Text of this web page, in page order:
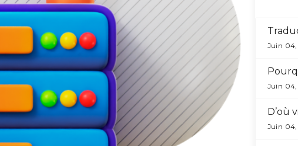
Juin 04,
Juin 04,
D’où
Juin 04,